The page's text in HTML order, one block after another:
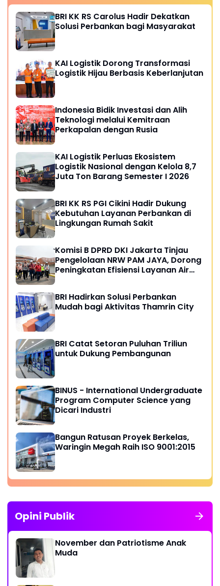
BRI KK RS Carolus Hadir Dekatkan
Solusi Perbankan bagi Masyarakat
KAI Logistik Dorong Transformasi
Logistik Hijau Berbasis Keberlanjutan
Indonesia Bidik Investasi dan Alih
Teknologi melalui Kemitraan
Perkapalan dengan Rusia
KAI Logistik Perluas Ekosistem
Logistik Nasional dengan Kelola 8,7
Juta Ton Barang Semester I 2026
BRI KK RS PGI Cikini Hadir Dukung
Kebutuhan Layanan Perbankan di
Lingkungan Rumah Sakit
Komisi B DPRD DKI Jakarta Tinjau
Pengelolaan NRW PAM JAYA, Dorong
Peningkatan Efisiensi Layanan Air
BRI Hadirkan Solusi Perbankan
Mudah bagi Aktivitas Thamrin City
BRI Catat Setoran Puluhan Triliun
untuk Dukung Pembangunan
BINUS - International Undergraduate
Program Computer Science yang
Dicari Industri
Bangun Ratusan Proyek Berkelas,
Waringin Megah Raih ISO 9001:2015
Opini Publik
November dan Patriotisme Anak
Muda